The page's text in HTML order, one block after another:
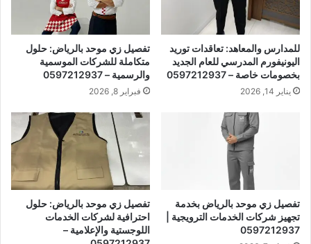
للمدارس والمعاهد: تعاقدات توريد
اليونيفورم المدرسي للعام الجديد
بخصومات خاصة – 0597212937
يناير 14, 2026
تفصيل زي موحد بالرياض: حلول
متكاملة للشركات الموسمية
والرسمية – 0597212937
فبراير 8, 2026
تفصيل زي موحد بالرياض بخدمة
تجهيز شركات الخدمات الترويجية |
0597212937
تفصيل زي موحد بالرياض: حلول
احترافية لشركات الخدمات
اللوجستية والإعلامية –